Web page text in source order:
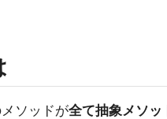
ソッドが全て抽象メソッ